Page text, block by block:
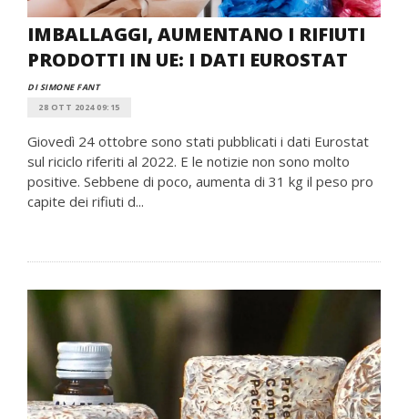
IMBALLAGGI, AUMENTANO I RIFIUTI
PRODOTTI IN UE: I DATI EUROSTAT
DI SIMONE FANT
28 OTT 2024 09:15
Giovedì 24 ottobre sono stati pubblicati i dati Eurostat
sul riciclo riferiti al 2022. E le notizie non sono molto
positive. Sebbene di poco, aumenta di 31 kg il peso pro
capite dei rifiuti d...